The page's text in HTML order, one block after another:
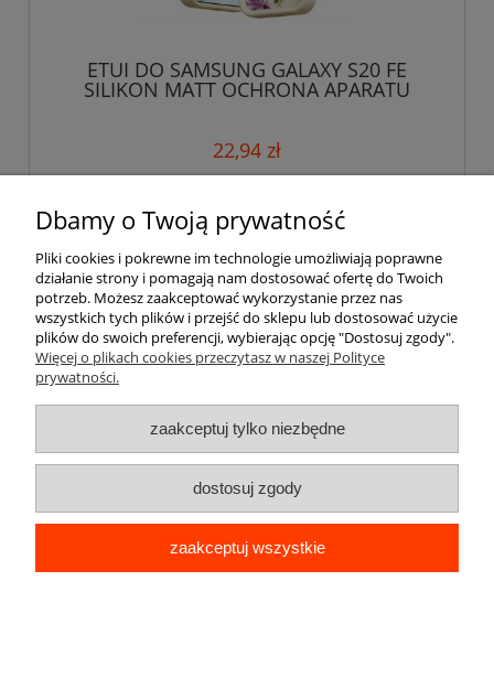
ETUI DO SAMSUNG GALAXY S20 FE
SILIKON MATT OCHRONA APARATU
22,94 zł
do koszyka
Dbamy o Twoją prywatność
Pliki cookies i pokrewne im technologie umożliwiają poprawne
działanie strony i pomagają nam dostosować ofertę do Twoich
potrzeb. Możesz zaakceptować wykorzystanie przez nas
wszystkich tych plików i przejść do sklepu lub dostosować użycie
plików do swoich preferencji, wybierając opcję "Dostosuj zgody".
Więcej o plikach cookies przeczytasz w naszej Polityce
prywatności.
zaakceptuj tylko niezbędne
dostosuj zgody
zaakceptuj wszystkie